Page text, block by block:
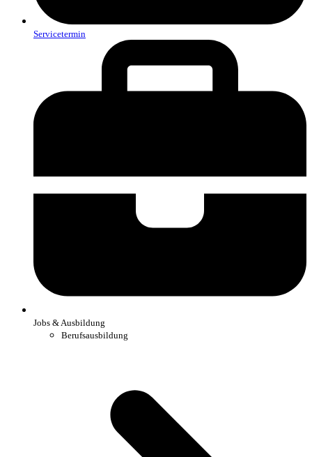
Servicetermin
Jobs & Ausbildung
Berufsausbildung